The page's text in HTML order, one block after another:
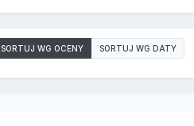
SORTUJ WG OCENY SORTUJ WG DATY